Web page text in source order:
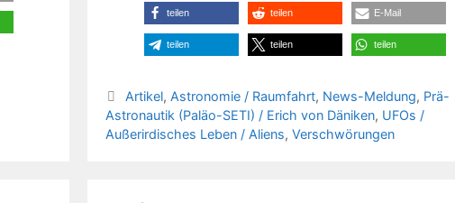
teilen teilen E-Mail
teilen teilen teilen
Kategorien
Artikel, Astronomie / Raumfahrt, News-Meldung, Prä-
Astronautik (Paläo-SETI) / Erich von Däniken, UFOs /
Außerirdisches Leben / Aliens, Verschwörungen